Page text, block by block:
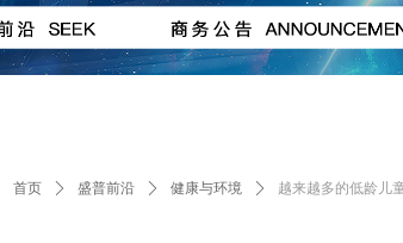
按钮
#
首页 ꄲ 盛普前沿 ꄲ 健康与环境 ꄲ 越来越多的低龄儿